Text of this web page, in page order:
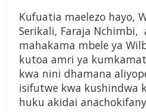
Kufuatia maelezo hayo,
Serikali, Faraja Nchimbi,
mahakama mbele ya
kutoa amri ya
kwa nini dhamana
isifutwe kwa kushindwa
huku akidai